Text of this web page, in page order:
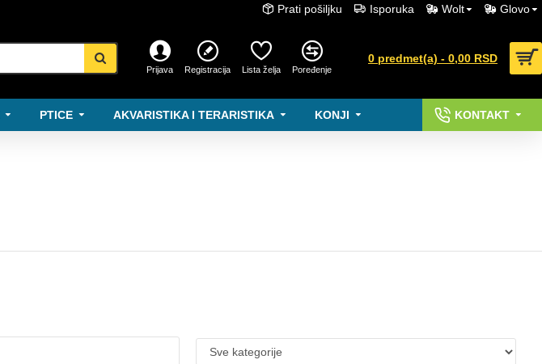
Prati pošiljku Isporuka Wolt Glovo
Prijava Registracija Lista želja Poređenje
0 predmet(a) - 0,00 RSD
PTICE AKVARISTIKA I TERARISTIKA KONJI KONTAKT